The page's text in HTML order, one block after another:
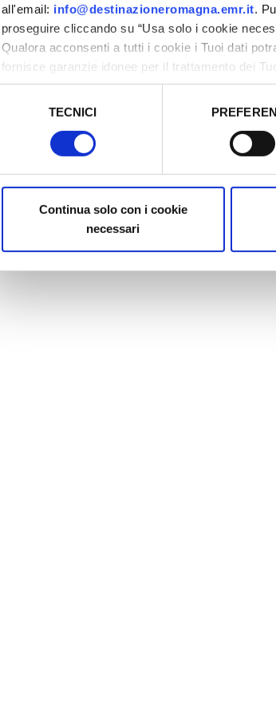
all'email: info@destinazioneromagna.emr.it.
proseguire cliccando su “Usa solo i cookie
Qualora acconsenti a tutti i cookie i Tuoi dati
fornisce garanzie idonee per il trattamento dei
sicurezza a Tutela dei navigatori, che abbiamo
TECNICI
Continua solo con i cookie
necessari